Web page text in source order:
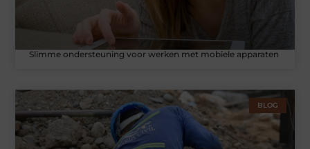
Slimme ondersteuning voor werken met mobiele apparaten
BLOG